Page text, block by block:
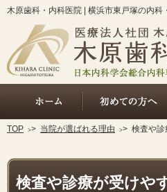
検査や診療が受けや
木原歯科・内科医院 | 横浜市東戸塚の内
TOP > 当院が選ばれる理由 > 検査や